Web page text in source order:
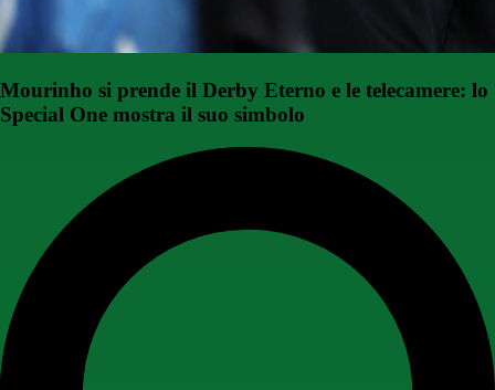
Mourinho si prende il Derby Eterno e le telecamere: lo
Special One mostra il suo simbolo